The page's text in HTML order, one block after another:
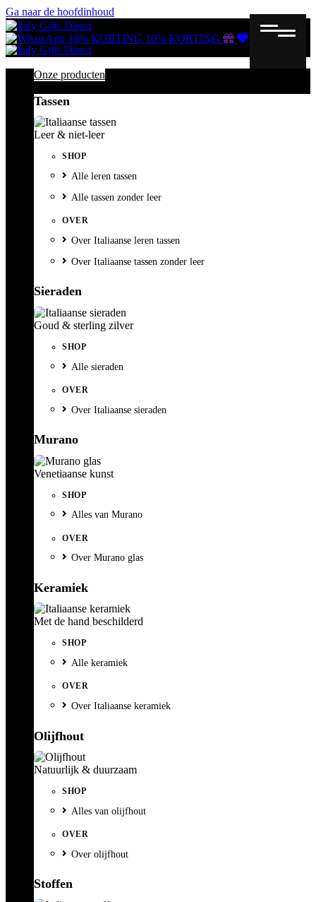
Ga naar de hoofdinhoud
10% KORTING 10% KORTING Gutscheine
Wunschliste
Warenkorb
Onze producten
Tassen
Leer & niet-leer
SHOP
Alle leren tassen
Alle tassen zonder leer
OVER
Over Italiaanse leren tassen
Over Italiaanse tassen zonder leer
Sieraden
Goud & sterling zilver
SHOP
Alle sieraden
OVER
Over Italiaanse sieraden
Murano
Venetiaanse kunst
SHOP
Alles van Murano
OVER
Over Murano glas
Keramiek
Met de hand beschilderd
SHOP
Alle keramiek
OVER
Over Italiaanse keramiek
Olijfhout
Natuurlijk & duurzaam
SHOP
Alles van olijfhout
OVER
Over olijfhout
Stoffen